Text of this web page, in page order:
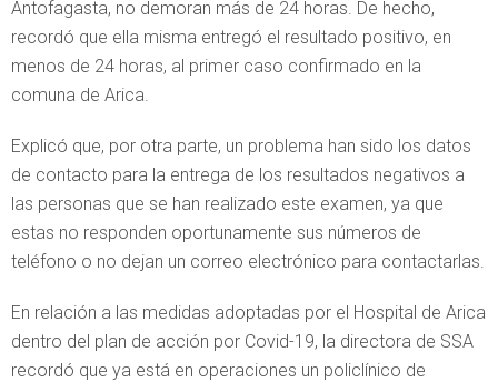
Antofagasta, no demoran más de 24 horas. De hecho,
recordó que ella misma entregó el resultado positivo, en
menos de 24 horas, al primer caso confirmado en la
comuna de Arica.
Explicó que, por otra parte, un problema han sido los datos
de contacto para la entrega de los resultados negativos a
las personas que se han realizado este examen, ya que
estas no responden oportunamente sus números de
teléfono o no dejan un correo electrónico para contactarlas.
En relación a las medidas adoptadas por el Hospital de Arica
dentro del plan de acción por Covid-19, la directora de SSA
recordó que ya está en operaciones un policlínico de